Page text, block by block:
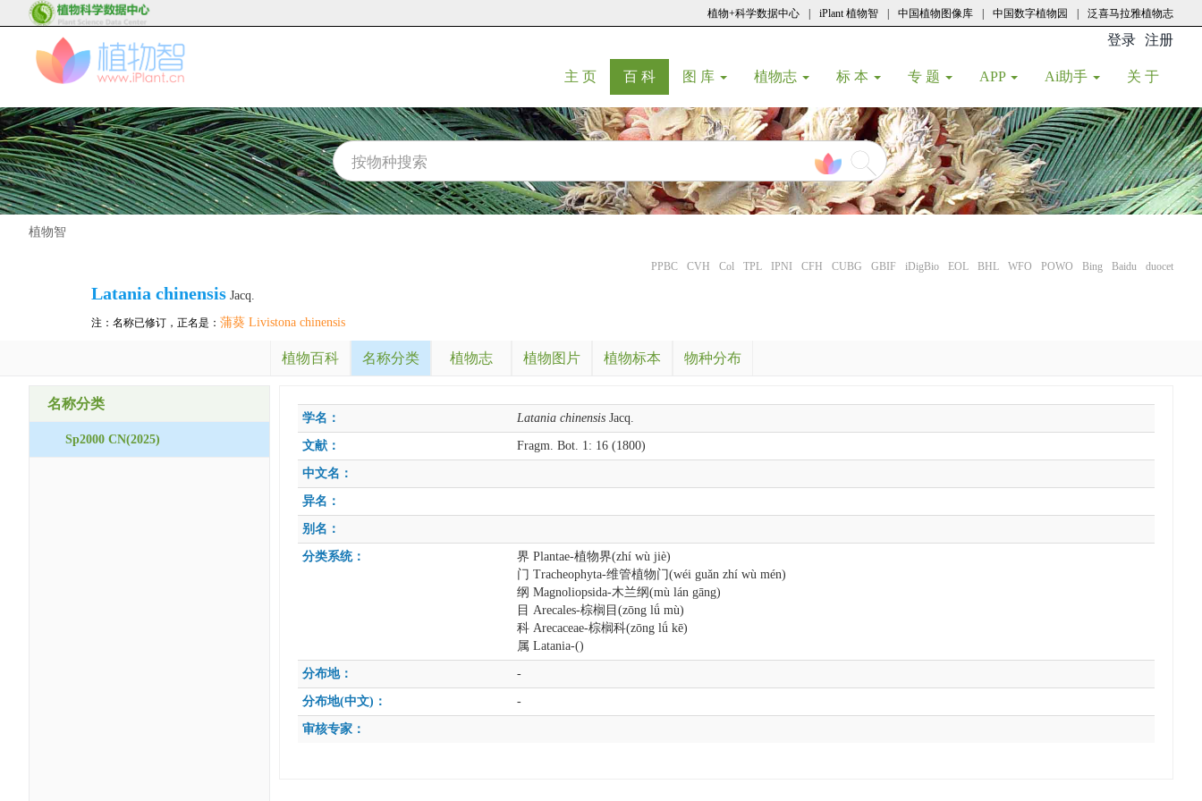
植物+科学数据中心 iPlant 植物智 中国植物图像库 中国数字植物园 泛喜马拉雅植物志
登录 注册
主 页(current)
百 科(current)
图 库 植物志 标 本 专 题 APP Ai助手 关 于
植物智
PPBC CVH Col TPL IPNI CFH CUBG GBIF iDigBio EOL BHL WFO POWO Bing Baidu duocet
Latania chinensis Jacq.
注：名称已修订，正名是： 蒲葵 Livistona chinensis
植物百科 名称分类 植物志 植物图片 植物标本 物种分布
名称分类
Sp2000 CN(2025)
学名： Latania chinensis Jacq.
文献： Fragm. Bot. 1: 16 (1800)
中文名：
异名：
别名：
分类系统：
界 Plantae-植物界(zhí wù jiè)
门 Tracheophyta-维管植物门(wéi guǎn zhí wù mén)
纲 Magnoliopsida-木兰纲(mù lán gāng)
目 Arecales-棕榈目(zōng lǘ mù)
科 Arecaceae-棕榈科(zōng lǘ kē)
属 Latania-()
分布地： -
分布地(中文)： -
审核专家：